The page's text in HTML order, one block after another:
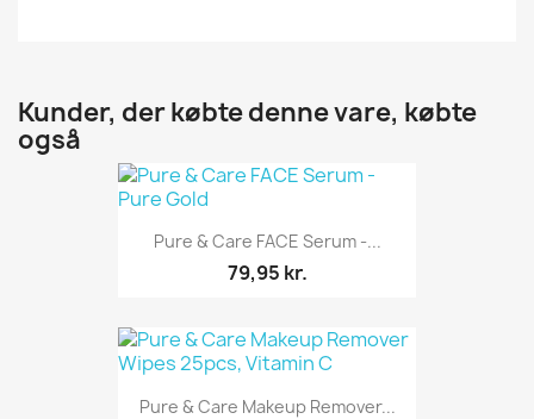
Kunder, der købte denne vare, købte
også
Pure & Care FACE Serum -...
79,95 kr.
Pure & Care Makeup Remover...